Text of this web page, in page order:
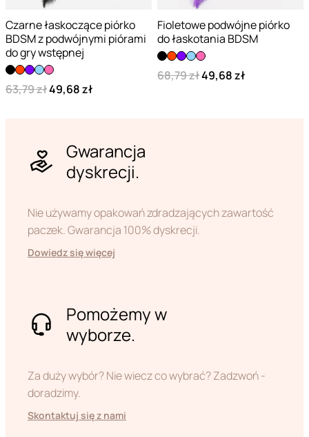
Czarne łaskoczące piórko
BDSM z podwójnymi piórami
do gry wstępnej
63,79 zł49,68 zł
Fioletowe podwójne piórko
do łaskotania BDSM
68,79 zł49,68 zł
Gwarancja
dyskrecji.
Nie używamy opakowań zdradzających zawartość
paczek. Gwarancja 100% dyskrecji.
Dowiedz się więcej
Pomożemy w
wyborze.
Za duży wybór? Nie wiecz co wybrać? Zadzwoń -
doradzimy.
Skontaktuj się z nami